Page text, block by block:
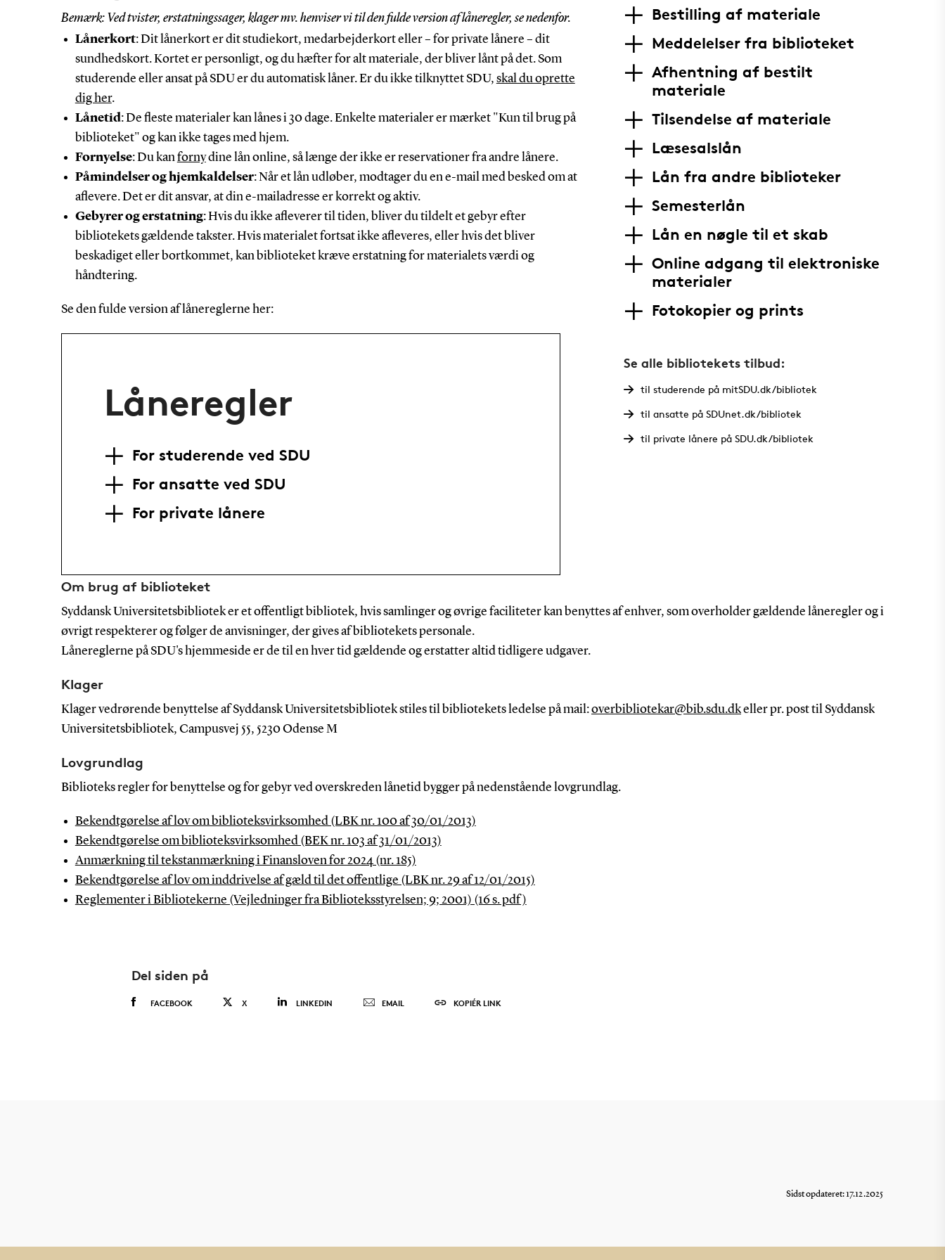
Bemærk: Ved tvister, erstatningssager, klager mv. henviser vi til den fulde version af låneregler, se nedenfor.
Lånerkort: Dit lånerkort er dit studiekort, medarbejderkort eller – for private lånere – dit
sundhedskort. Kortet er personligt, og du hæfter for alt materiale, der bliver lånt på det. Som
studerende eller ansat på SDU er du automatisk låner. Er du ikke tilknyttet SDU, skal du oprette
dig her.
Lånetid: De fleste materialer kan lånes i 30 dage. Enkelte materialer er mærket "Kun til brug på
biblioteket" og kan ikke tages med hjem.
Fornyelse: Du kan fornydine lån online, så længe der ikke er reservationer fra andre lånere.
Påmindelser og hjemkaldelser: Når et lån udløber, modtager du en e-mail med besked om at
aflevere. Det er dit ansvar, at din e-mailadresse er korrekt og aktiv.
Gebyrer og erstatning: Hvis du ikke afleverer til tiden, bliver du tildelt et gebyr efter
bibliotekets gældende takster. Hvis materialet fortsat ikke afleveres, eller hvis det bliver
beskadiget eller bortkommet, kan biblioteket kræve erstatning for materialets værdi og
håndtering.
Se den fulde version af lånereglerne her:
Låneregler
For studerende ved SDU
For ansatte ved SDU
For private lånere
Bestilling af materiale
Meddelelser fra biblioteket
Afhentning af bestilt
materiale
Tilsendelse af materiale
Læsesalslån
Lån fra andre biblioteker
Semesterlån
Lån en nøgle til et skab
Online adgang til elektroniske
materialer
Fotokopier og prints
Se alle bibliotekets tilbud:
til studerende på mitSDU.dk/bibliotek
til ansatte på SDUnet.dk/bibliotek
til private lånere på SDU.dk/bibliotek
Om brug af biblioteket
Syddansk Universitetsbibliotek er et offentligt bibliotek, hvis samlinger og øvrige faciliteter kan benyttes af enhver, som overholder gældende låneregler og i
øvrigt respekterer og følger de anvisninger, der gives af bibliotekets personale.
Lånereglerne på SDU's hjemmeside er de til en hver tid gældende og erstatter altid tidligere udgaver.
Klager
Klager vedrørende benyttelse af Syddansk Universitetsbibliotek stiles til bibliotekets ledelse på mail:overbibliotekar@bib.sdu.dkeller pr. post til Syddansk
Universitetsbibliotek, Campusvej 55, 5230 Odense M
Lovgrundlag
Biblioteks regler for benyttelse og for gebyr ved overskreden lånetid bygger på nedenstående lovgrundlag.
Bekendtgørelse af lov om biblioteksvirksomhed (LBK nr. 100 af 30/01/2013)
Bekendtgørelse om biblioteksvirksomhed (BEK nr. 103 af 31/01/2013)
Anmærkning til tekstanmærkning i Finansloven for 2024 (nr. 185)
Bekendtgørelse af lov om inddrivelse af gæld til det offentlige (LBK nr. 29 af 12/01/2015)
Reglementer i Bibliotekerne (Vejledninger fra Biblioteksstyrelsen; 9; 2001) (16 s. pdf)
Del siden på
FACEBOOK X LINKEDIN EMAIL KOPIÉR LINK
Sidst opdateret: 17.12.2025